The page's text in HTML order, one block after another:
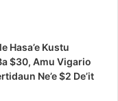
Hasa’e Kustu
$30, Amu Vigario
Ne’e $2 De’it